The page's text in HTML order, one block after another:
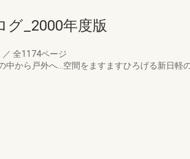
_2000年度版
／ 全1174ページ
から戸外へ…空間をますますひろげる新日軽